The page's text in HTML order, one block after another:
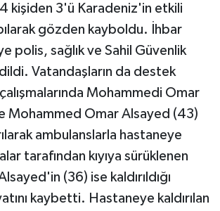
kişiden 3'ü Karadeniz'in etkili
gözden kayboldu. İhbar
polis, sağlık ve Sahil Güvenlik
Vatandaşların da destek
Mohammedi Omar
Mohammed Omar Alsayed (43)
ambulanslarla hastaneye
tarafından kıyıya sürüklenen
(36) ise kaldırıldığı
kaybetti. Hastaneye kaldırılan